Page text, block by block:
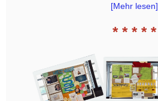
[Mehr lesen]
* * * * *